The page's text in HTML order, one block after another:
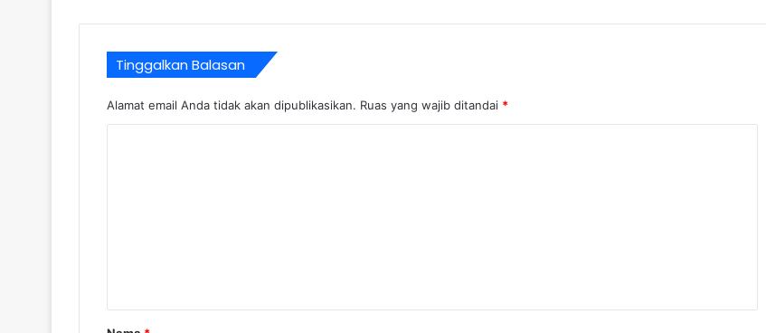
Tinggalkan Balasan
Alamat email Anda tidak akan dipublikasikan. Ruas yang wajib ditandai *
r